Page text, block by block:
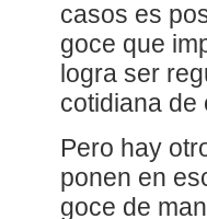
casos es
goce que
logra ser
cotidiana de
Pero hay
ponen en
goce de